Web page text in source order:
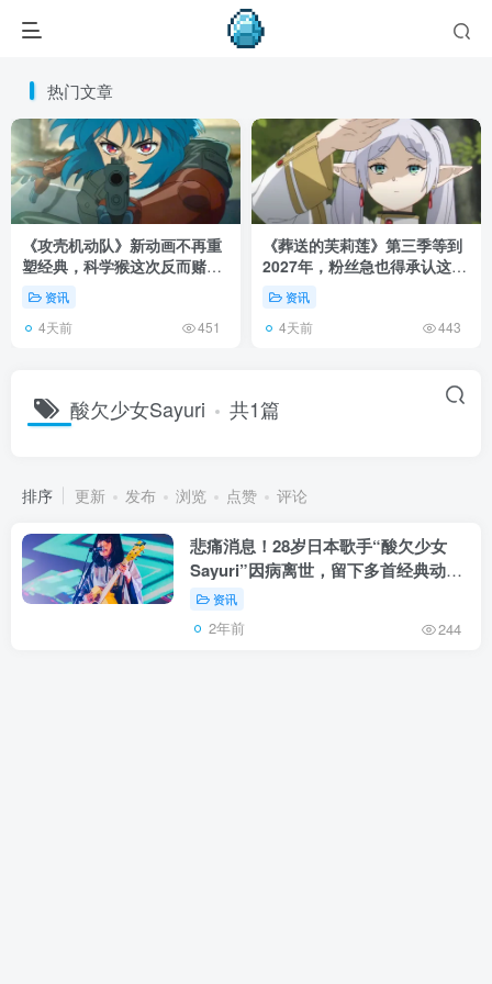
热门文章
《攻壳机动队》新动画不再重
塑经典，科学猴这次反而赌对
了！资讯
4天前 451
《葬送的芙莉莲》第三季等到
2027年，粉丝急也得承认这次
慢得有道理！
资讯
4天前 443
酸欠少女Sayuri 共1篇
排序 更新 发布 浏览 点赞 评论
悲痛消息！28岁日本歌手“酸欠少女
Sayuri”因病离世，留下多首经典动漫
主题曲
资讯
2年前 244